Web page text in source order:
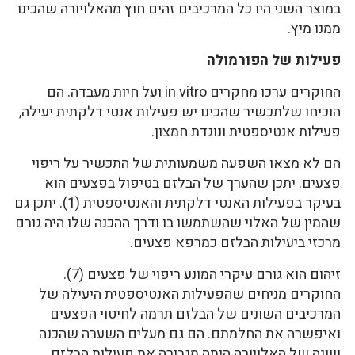
במוצר השני היו כל המרכיבים זהים חוץ מהאלויורה שהכינו
ממנו מיץ.
פעילות של הפורמולה
החוקרים ערכו מחקרים in vitro ועל חיות מעבדה. הם
הוכיחו שלתכשיר שהכינו יש פעילות אנטי דלקתית יעילה,
פעילות אנטיספטית ונוגדת חמצון.
הם לא מצאו השפעה משמעותית של התכשיר על ריפוי
פצעים. יתכן שהערך של הבלזם בטיפול בפצעים הוא
בעיקר בפעילות האנטי דלקתית והאנטיספטית (1). יתכן גם
שהמין של האלוי שהשתמשו בו ודרך ההכנה שלו היה גורם
מרכזי ביעילות הבלזם כמרפא פצעים.
זיהום הוא גורם עיקרי המונע ריפוי של פצעים (7).
החוקרים מניחים שהפעילות האנטיספטית היעילה של
המרכיבים השונים של הבלזם תרמה לחיטוי הפצעים
ואיפשרה את החלמתם. הם גם מעלים השערה שהכנה